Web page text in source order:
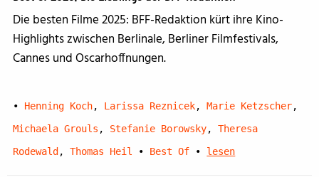
Die besten Filme 2025: BFF-Redaktion kürt ihre Kino-
Highlights zwischen Berlinale, Berliner Filmfestivals,
Cannes und Oscarhoffnungen.
• Henning Koch, Larissa Reznicek,Marie Ketzscher,
Michaela Grouls , Stefanie Borowsky,Theresa
Rodewald ,Thomas Heil • Best Of • lesen